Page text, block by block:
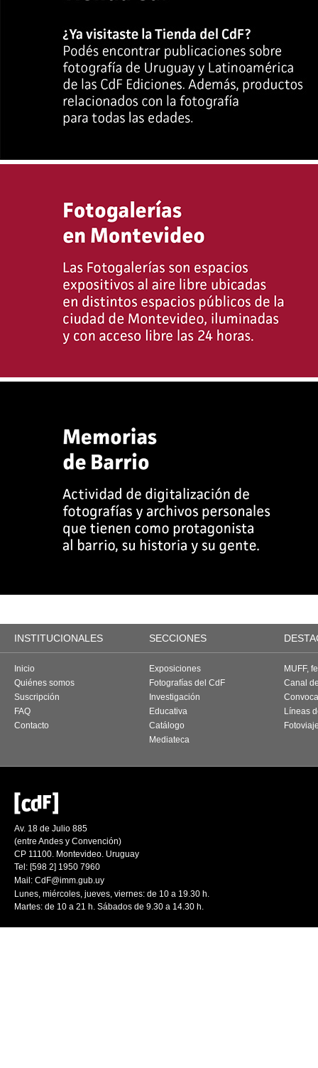
INSTITUCIONALES SECCIONES
Inicio
Quiénes somos
Suscripción
FAQ
Contacto
Exposiciones
Fotografías del CdF
Investigación
Educativa
Catálogo
Mediateca
MUFF,
Canal
Líneas
Av. 18 de Julio 885
(entre Andes y Convención)
CP 11100. Montevideo. Uruguay
Tel: [598 2] 1950 7960
Mail: CdF@imm.gub.uy
Lunes, miércoles, jueves, viernes: de 10 a 19.30 h.
Martes: de 10 a 21 h. Sábados de 9.30 a 14.30 h.